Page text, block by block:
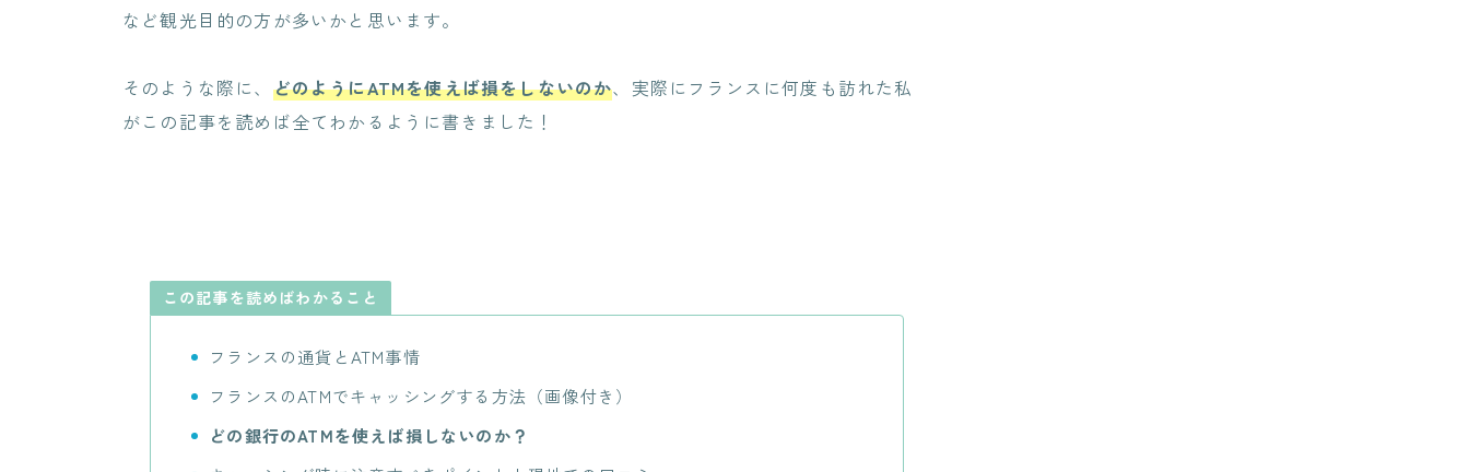
など観光目的の方が多いかと思います。
そのような際に、 どのようにATMを使えば損をしないのか、実際にフランスに何度も訪れた私
がこの記事を読めば全てわかるように書きました！
この記事を読めばわかること
フランスの通貨とATM事情
フランスのATMでキャッシングする方法（画像付き）
どの銀行のATMを使えば損しないのか？